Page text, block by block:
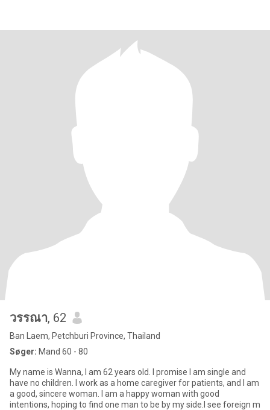
วรรณา, 62
Ban Laem, Petchburi Province, Thailand
Søger: Mand 60 - 80
My name is Wanna, I am 62 years old. I promise I am single and
have no children. I work as a home caregiver for patients, and I am
a good, sincere woman. I am a happy woman with good
intentions, hoping to find one man to be by my side.I see foreign m